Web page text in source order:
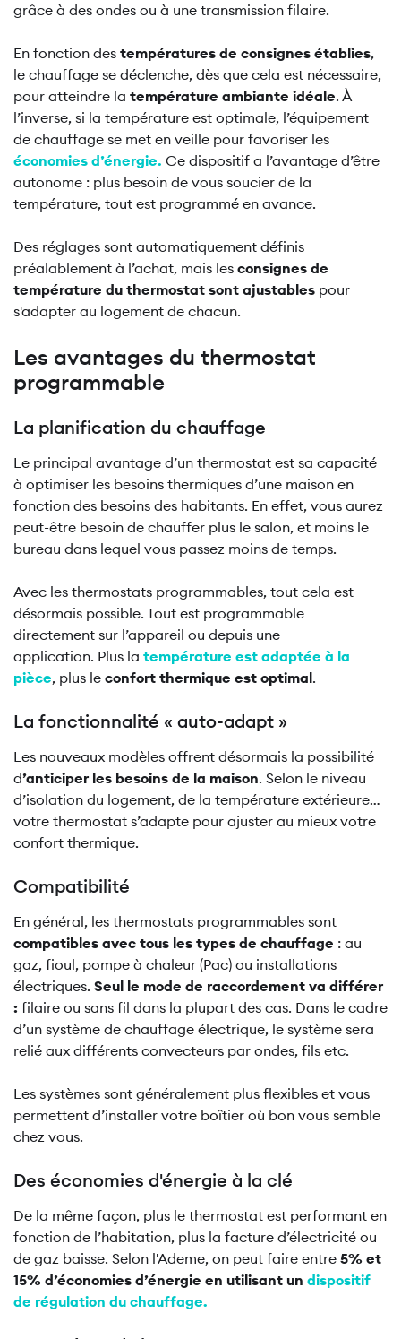
grâce à des ondes ou à une transmission filaire.
En fonction des températures de consignes établies,
le chauffage se déclenche, dès que cela est nécessaire,
pour atteindre la température ambiante idéale. À
l’inverse, si la température est optimale, l’équipement
de chauffage se met en veille pour favoriser les
économies d’énergie. Ce dispositif a l’avantage d’être
autonome : plus besoin de vous soucier de la
température, tout est programmé en avance.
Des réglages sont automatiquement définis
préalablement à l’achat, mais les consignes de
température du thermostat sont ajustables pour
s'adapter au logement de chacun.
Les avantages du thermostat
programmable
La planification du chauffage
Le principal avantage d’un thermostat est sa capacité
à optimiser les besoins thermiques d’une maison en
fonction des besoins des habitants. En effet, vous aurez
peut-être besoin de chauffer plus le salon, et moins le
bureau dans lequel vous passez moins de temps.
Avec les thermostats programmables, tout cela est
désormais possible. Tout est programmable
directement sur l’appareil ou depuis une
application. Plus la température est adaptée à la
pièce, plus le confort thermique est optimal.
La fonctionnalité « auto-adapt »
Les nouveaux modèles offrent désormais la possibilité
d’anticiper les besoins de la maison. Selon le niveau
d’isolation du logement, de la température extérieure…
votre thermostat s’adapte pour ajuster au mieux votre
confort thermique.
Compatibilité
En général, les thermostats programmables sont
compatibles avec tous les types de chauffage : au
gaz, fioul, pompe à chaleur (Pac) ou installations
électriques. Seul le mode de raccordement va différer
: filaire ou sans fil dans la plupart des cas. Dans le cadre
d’un système de chauffage électrique, le système sera
relié aux différents convecteurs par ondes, fils etc.
Les systèmes sont généralement plus flexibles et vous
permettent d’installer votre boîtier où bon vous semble
chez vous.
Des économies d'énergie à la clé
De la même façon, plus le thermostat est performant en
fonction de l’habitation, plus la facture d’électricité ou
de gaz baisse. Selon l'Ademe, on peut faire entre 5% et
15% d’économies d’énergie en utilisant un dispositif
de régulation du chauffage.